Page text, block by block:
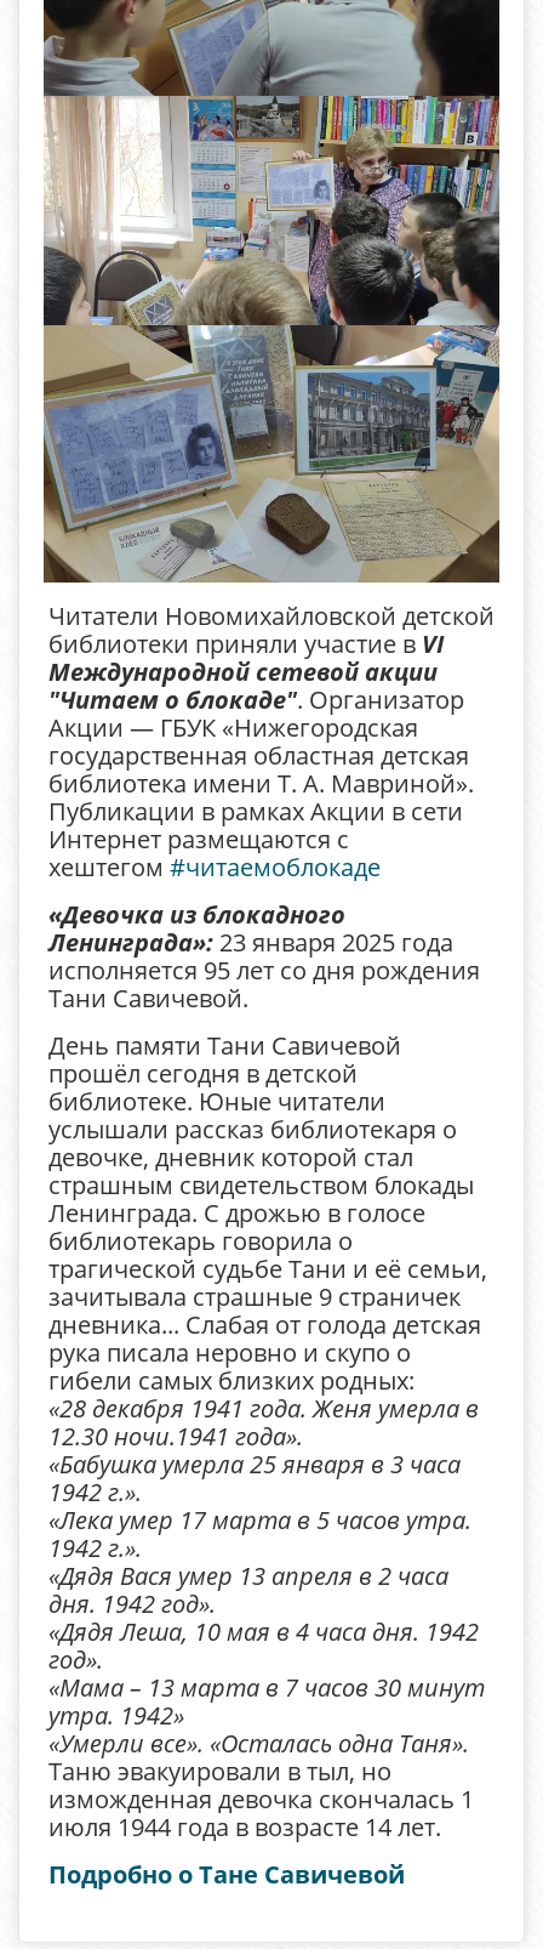
Читатели Новомихайловской детской
библиотеки приняли участие в VI
Международной сетевой акции
"Читаем о блокаде". Организатор
Акции — ГБУК «Нижегородская
государственная областная детская
библиотека имени Т. А. Мавриной».
Публикации в рамках Акции в сети
Интернет размещаются с
хештегом #читаемоблокаде
«Девочка из блокадного
Ленинграда»: 23 января 2025 года
исполняется 95 лет со дня рождения
Тани Савичевой.
День памяти Тани Савичевой
прошёл сегодня в детской
библиотеке. Юные читатели
услышали рассказ библиотекаря о
девочке, дневник которой стал
страшным свидетельством блокады
Ленинграда. С дрожью в голосе
библиотекарь говорила о
трагической судьбе Тани и её семьи,
зачитывала страшные 9 страничек
дневника... Слабая от голода детская
рука писала неровно и скупо о
гибели самых близких родных:
«28 декабря 1941 года. Женя умерла в
12.30 ночи.1941 года».
«Бабушка умерла 25 января в 3 часа
1942 г.».
«Лека умер 17 марта в 5 часов утра.
1942 г.».
«Дядя Вася умер 13 апреля в 2 часа
дня. 1942 год».
«Дядя Леша, 10 мая в 4 часа дня. 1942
год».
«Мама – 13 марта в 7 часов 30 минут
утра. 1942»
«Умерли все». «Осталась одна Таня».
Таню эвакуировали в тыл, но
изможденная девочка скончалась 1
июля 1944 года в возрасте 14 лет.
Подробно о Тане Савичевой